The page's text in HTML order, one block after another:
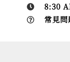
8:30
常見問